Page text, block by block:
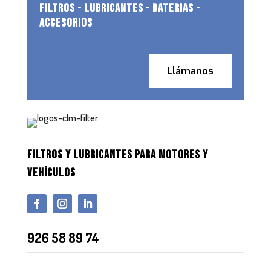
FILTROS - LUBRICANTES - BATERIAS -
ACCESORIOS
Llámanos
FILTROS Y LUBRICANTES PARA MOTORES Y
VEHÍCULOS
926 58 89 74